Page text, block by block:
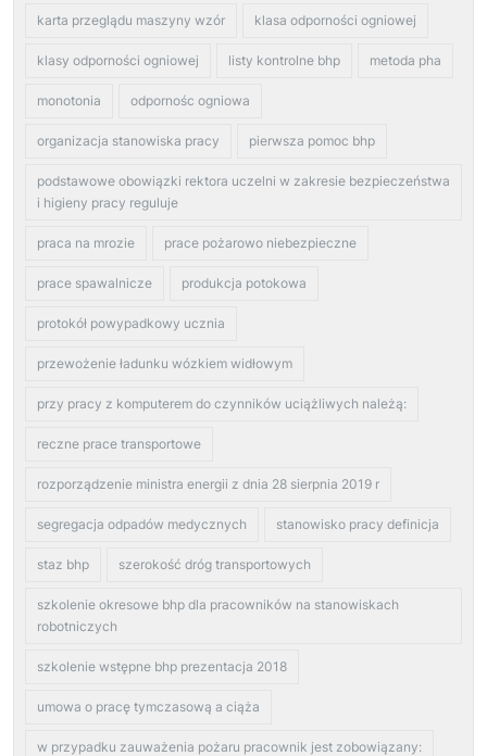
karta przeglądu maszyny wzór klasa odporności ogniowej
klasy odporności ogniowej listy kontrolne bhp metoda pha
monotonia odpornośc ogniowa
organizacja stanowiska pracy pierwsza pomoc bhp
podstawowe obowiązki rektora uczelni w zakresie bezpieczeństwa
i higieny pracy reguluje
praca na mrozie prace pożarowo niebezpieczne
prace spawalnicze produkcja potokowa
protokół powypadkowy ucznia
przewożenie ładunku wózkiem widłowym
przy pracy z komputerem do czynników uciążliwych należą:
reczne prace transportowe
rozporządzenie ministra energii z dnia 28 sierpnia 2019 r
segregacja odpadów medycznych stanowisko pracy definicja
staz bhp szerokość dróg transportowych
szkolenie okresowe bhp dla pracowników na stanowiskach
robotniczych
szkolenie wstępne bhp prezentacja 2018
umowa o pracę tymczasową a ciąża
w przypadku zauważenia pożaru pracownik jest zobowiązany: